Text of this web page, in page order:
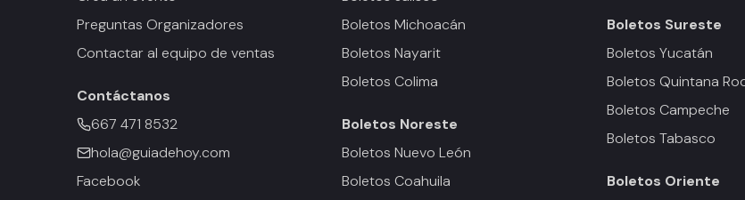
Preguntas Organizadores
Contactar al equipo de ventas
Contáctanos
667 471 8532
hola@guiadehoy.com
Facebook
Boletos Michoacán
Boletos Nayarit
Boletos Colima
Boletos Noreste
Boletos Nuevo León
Boletos Coahuila
Boletos Sureste
Boletos Yucatán
Boletos Quintana
Boletos Campeche
Boletos Tabasco
Boletos Oriente